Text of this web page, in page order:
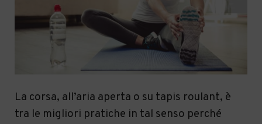
La corsa, all’aria aperta o su tapis roulant, è
tra le migliori pratiche in tal senso perché